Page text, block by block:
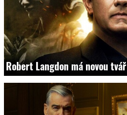
Robert Langdon má novou tvář